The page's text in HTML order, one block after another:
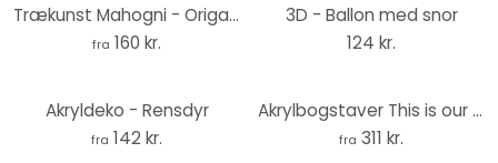
Trækunst Mahogni - Origami - Tyr
fra 160 kr.
3D - Ballon med snor
124 kr.
Akryldeko - Rensdyr
fra 142 kr.
Akrylbogstaver This is our happy place
fra 311 kr.